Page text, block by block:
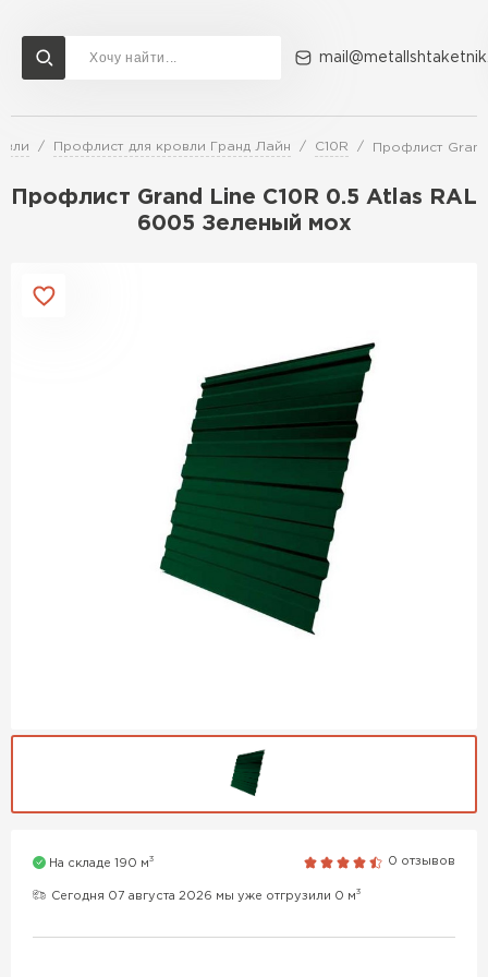
Профлист для кровли Гранд Лайн C10R Профлист
Профлист Grand Line C10R 0.5 Atlas RAL
6005 Зеленый мох
На складе 190 м3 0 отзывов
Сегодня 07 августа 2026 мы уже отгрузили 0 м3
Доставка и оплата Акции О компании Контакты
Перейти в каталог